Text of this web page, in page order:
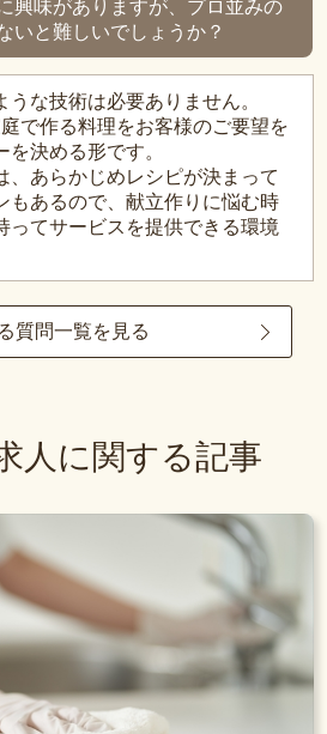
興味がありますが、プロ並みの
いと難しいでしょうか？
うな技術は必要ありません。
で作る料理をお客様のご要望を
決める形です。
、あらかじめレシピが決まって
もあるので、献立作りに悩む時
ってサービスを提供できる環境
質問一覧を見る
人に関する記事